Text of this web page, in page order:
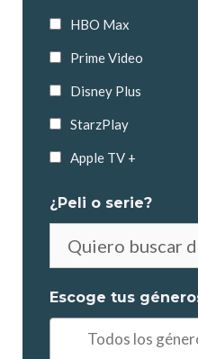
HBO Max
Prime Video
Disney Plus
StarzPlay
Apple TV +
¿Peli o serie?
elegir
Escoge tus